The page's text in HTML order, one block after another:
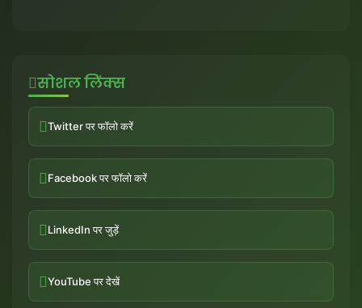
सोशल लिंक्स
Twitter पर फॉलो करें
Facebook पर फॉलो करें
LinkedIn पर जुड़ें
YouTube पर देखें